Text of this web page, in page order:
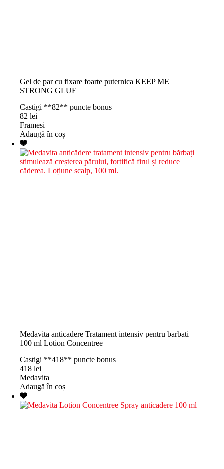
Gel de par cu fixare foarte puternica KEEP ME
STRONG GLUE
Castigi **82** puncte bonus
82 lei
Framesi
Adaugă în coș
Medavita anticadere Tratament intensiv pentru barbati
100 ml Lotion Concentree
Castigi **418** puncte bonus
418 lei
Medavita
Adaugă în coș